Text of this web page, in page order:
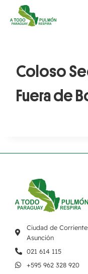
Coloso
Fuera de
Ciudad de
Asunción
021 614 115
+595 962 328 920